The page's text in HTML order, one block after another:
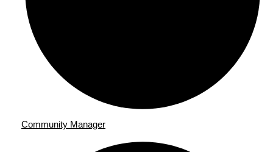
Community Manager